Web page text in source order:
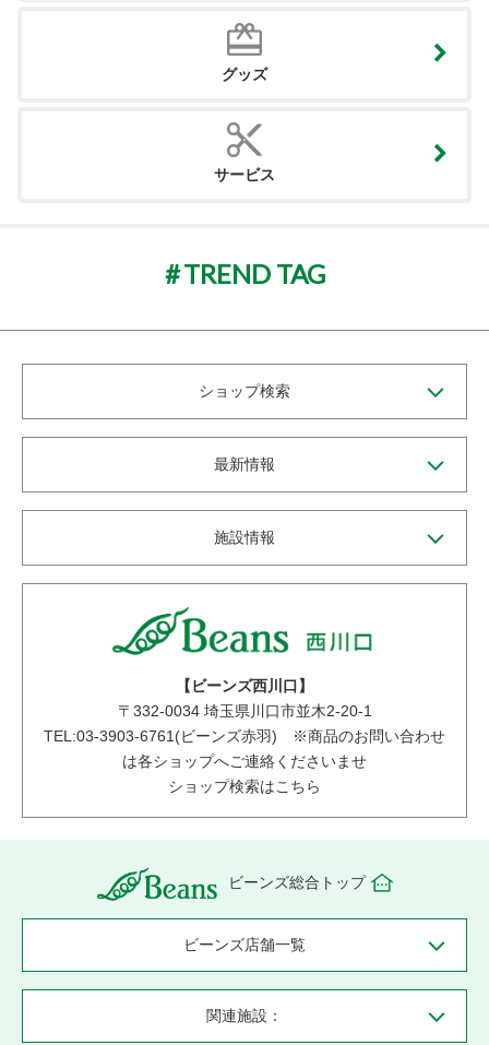
グッズ
サービス
TREND TAG
ショップ検索
最新情報
施設情報
【ビーンズ西川口】
〒 332-0034埼玉県川口市並木2-20-1
TEL:03-3903-6761(ビーンズ赤羽) ※商品のお問い合わせ
は各ショップへご連絡くださいませ
ショップ検索はこちら
ビーンズ総合トップ
ビーンズ店舗一覧
関連施設：